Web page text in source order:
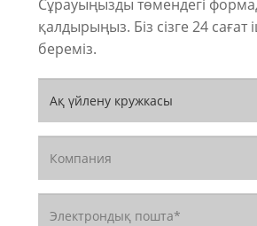
Сұрауыңызды төмендегі
қалдырыңыз. Біз сізге 24 сағат
береміз.